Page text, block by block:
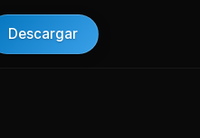
Descargar